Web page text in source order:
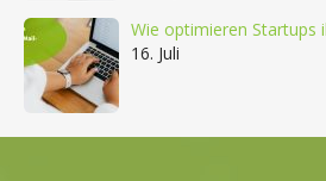
Wie optimieren Startups
16. Juli